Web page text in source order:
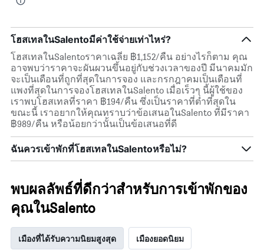
โฮสเทลในSalentoมีค่าใช้จ่ายเท่าไหร่?
โฮสเทลในSalentoราคาเฉลี่ย ฿1,152/คืน อย่างไรก็ตาม คุณ
อาจพบว่าราคาจะผันผวนขึ้นอยู่กับช่วงเวลาของปี มีนาคมมัก
จะเป็นเดือนที่ถูกที่สุดในการจอง และกรกฎาคมเป็นเดือนที่
แพงที่สุดในการจองโฮสเทลในSalento เมื่อเร็วๆ นี้ผู้ใช้ของ
เราพบโฮสเทลที่ราคา ฿194/คืน ซึ่งเป็นราคาที่ต่ำที่สุดใน
ขณะนี้ เราอยากให้คุณทราบว่าข้อเสนอในSalento ที่มีราคา
฿989/คืน หรือน้อยกว่านั้นเป็นข้อเสนอที่ดี
ฉันควรเข้าพักที่โฮสเทลในSalentoหรือไม่?
พบผลลัพธ์ที่ดีกว่าสำหรับการเข้าพักของ
คุณในSalento
เมืองที่ได้รับความนิยมสูงสุด เมืองยอดนิยม